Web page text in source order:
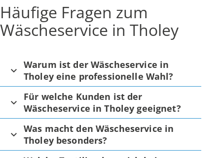
Häufige Fragen zum
Wäscheservice in Tholey
Warum ist der Wäscheservice in
Tholey eine professionelle Wahl?
Für welche Kunden ist der
Wäscheservice in Tholey geeignet?
Was macht den Wäscheservice in
Tholey besonders?